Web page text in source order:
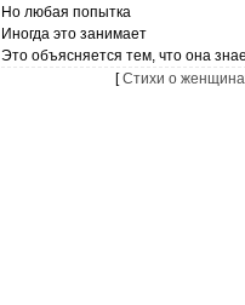
Но любая попытка
Иногда это занимает
Это объясняется тем, что она
[Стихи о